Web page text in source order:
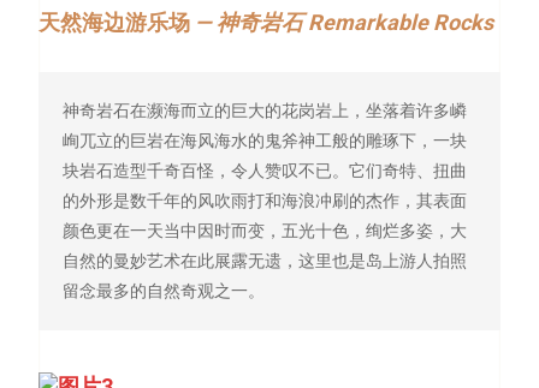
天然海边游乐场 — 神奇岩石 Remarkable Rocks
神奇岩石在濒海而立的巨大的花岗岩上，坐落着许多嶙
峋兀立的巨岩在海风海水的鬼斧神工般的雕琢下，一块
块岩石造型千奇百怪，令人赞叹不已。它们奇特、扭曲
的外形是数千年的风吹雨打和海浪冲刷的杰作，其表面
颜色更在一天当中因时而变，五光十色，绚烂多姿，大
自然的曼妙艺术在此展露无遗，这里也是岛上游人拍照
留念最多的自然奇观之一。